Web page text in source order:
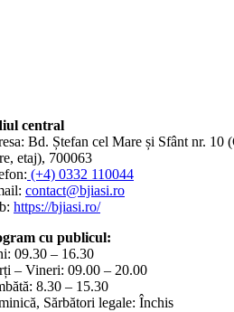
central
Bd. Ștefan cel Mare și Sfânt nr. 10
etaj), 700063
(+4) 0332 110044
contact@bjiasi.ro
https://bjiasi.ro/
cu publicul:
09.30 – 16.30
– Vineri: 09.00 – 20.00
8.30 – 15.30
Sărbători legale: Închis